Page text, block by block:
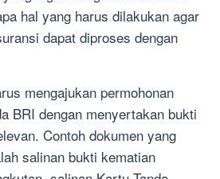
hal yang harus dilakukan agar
dapat diproses dengan
mengajukan permohonan
BRI dengan menyertakan bukti
Contoh dokumen yang
salinan bukti kematian